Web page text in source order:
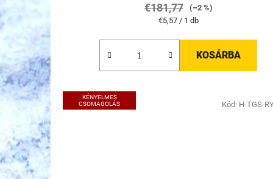
€181,77
(–2 %)
Egységár:
€5,57 / 1 db
KOSÁRBA
KÉNYELMES
CSOMAGOLÁS
Kód: H-TGS-